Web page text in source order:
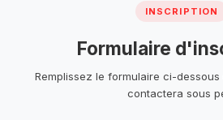
INSCRIPTION
Formulaire
Remplissez le formulaire ci-
contactera sous